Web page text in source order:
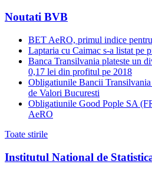
Noutati BVB
BET AeRO, primul indice
Laptaria cu Caimac s-a listat pe
Banca Transilvania plateste un
0,17 lei din profitul pe 2018
Obligatiunile Bancii Transilvania
de Valori Bucuresti
Obligatiunile Good Pople SA
AeRO
Toate stirile
Institutul National de